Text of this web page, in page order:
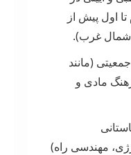
اول پیش از
شمال غرب).
(مانند
مادی و
مهندسی راه)